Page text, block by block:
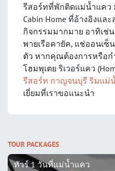
รีสอร์ทที่พักติดแม่น้ำแคว
Cabin Home ที่อ้างอิงแ
กิจกรรมมากมาย อาทิเช่
พายเรือคายัค, แช่ออนเ
ตัว หากคุณต้องการหรือ
โฮมพุเตย ริเวอร์แคว
รีสอร์ท กาญจนบุรี ริมเเม่
เยี่ยมที่เราขอแนะนำ
TOUR PACKAGES
ทัวร์ 1 วันที่แม่น้ำแคว